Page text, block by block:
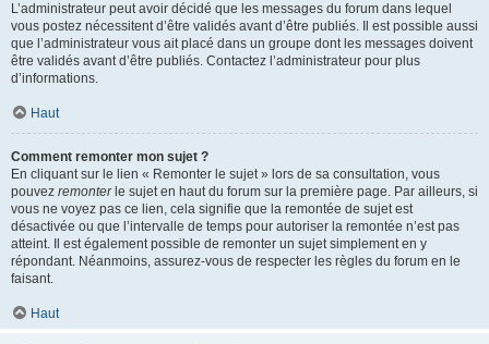
L’administrateur peut avoir décidé que les messages du forum dans lequel
vous postez nécessitent d’être validés avant d’être publiés. Il est possible aussi
que l’administrateur vous ait placé dans un groupe dont les messages doivent
être validés avant d’être publiés. Contactez l’administrateur pour plus
d’informations.
Haut
Comment remonter mon sujet ?
En cliquant sur le lien « Remonter le sujet » lors de sa consultation, vous
pouvez remonterle sujet en haut du forum sur la première page. Par ailleurs, si
vous ne voyez pas ce lien, cela signifie que la remontée de sujet est
désactivée ou que l’intervalle de temps pour autoriser la remontée n’est pas
atteint. Il est également possible de remonter un sujet simplement en y
répondant. Néanmoins, assurez-vous de respecter les règles du forum en le
faisant.
Haut